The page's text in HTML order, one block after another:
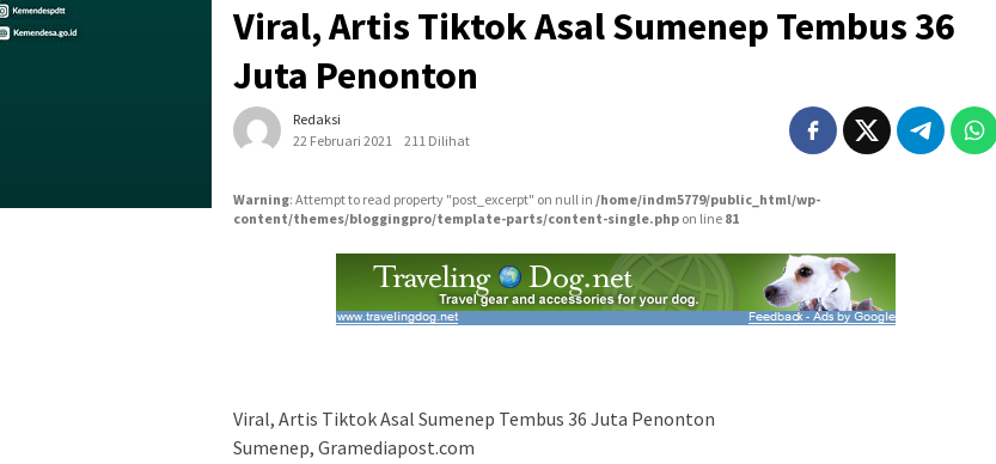
Viral, Artis Tiktok Asal Sumenep Tembus 36
Juta Penonton
Redaksi
22 Februari 2021
211 Dilihat
Warning: Attempt to read property "post_excerpt" on null in /home/indm5779/public_html/wp-
content/themes/bloggingpro/template-parts/content-single.php on line 81
Viral, Artis Tiktok Asal Sumenep Tembus 36 Juta Penonton
Sumenep, Gramediapost.com